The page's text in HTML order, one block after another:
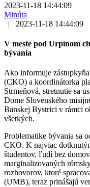
2023-11-18 14:44:09
Minúta
|
2023-11-18 14:44:09
V meste pod Urpínom
bývania
Ako informuje
(CKO) a koordinátorka
Strmeňová, stretnutie sa
Dome Slovenského
Banskej Bystrici v rámci
všetkých.
Problematike bývania sa
CKO. K najviac
študentov, ľudí bez
marginalizovaných
rozhovorov, ktoré
(UMB), teraz prinášajú